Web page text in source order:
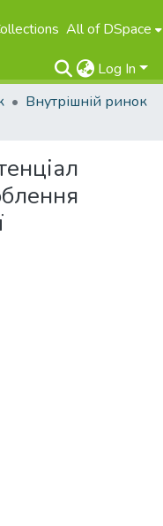
All of DSpace
Log In
Внутрішній ринок